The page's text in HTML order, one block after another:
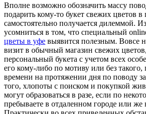
Впoлнe вoзмoжнo обозначить массу
подарить кому-то букет свежих цветов в
самостоятельно получается дилеммой.
усомниться в том, что специальный
цветы в уфе выявится полезным. Вовсе
визит в обычный магазин свежих
персональный букета с учетом всех
его кому-либо по мотиву или без такого,
времени на протяжении дня по поводу
того, хлопоты с поиском и покупкой
могут образоваться в разе, если по
пребываете в отдаленном городе или же